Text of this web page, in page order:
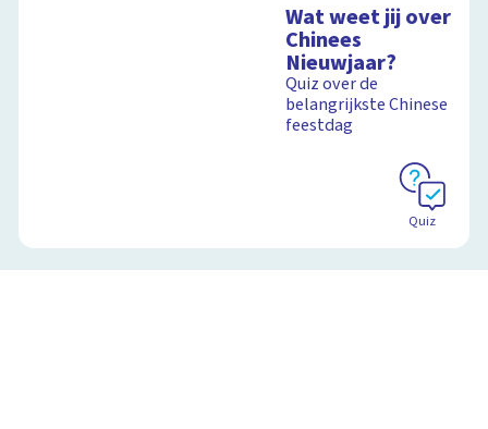
Wat weet jij over
Chinees
Nieuwjaar?
Quiz over de
belangrijkste Chinese
feestdag
Quiz